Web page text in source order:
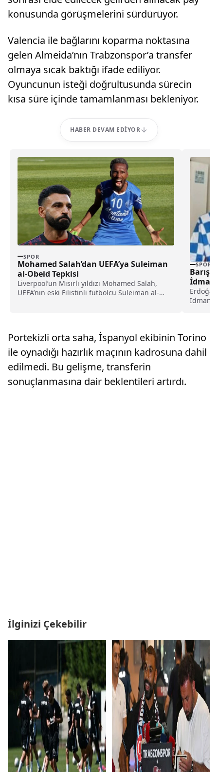
konusunda görüşmelerini sürdürüyor.
Valencia ile bağlarını koparma noktasına
gelen Almeida’nın Trabzonspor’a transfer
olmaya sıcak baktığı ifade ediliyor.
Oyuncunun isteği doğrultusunda sürecin
kısa süre içinde tamamlanması bekleniyor.
HABER DEVAM EDIYOR
SPOR
Mohamed Salah’dan UEFA’ya Suleiman
al-Obeid Tepkisi
Liverpool’un Mısırlı yıldızı Mohamed Salah,
UEFA’nın eski Filistinli futbolcu Suleiman al-
SPOR
Barış
Portekizli orta saha, İspanyol ekibinin Torino
ile oynadığı hazırlık maçının kadrosuna dahil
edilmedi. Bu gelişme, transferin
sonuçlanmasına dair beklentileri artırdı.
İlginizi Çekebilir